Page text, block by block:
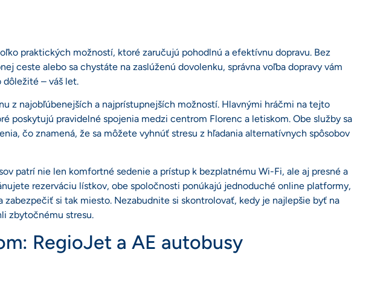
praktických možností, ktoré zaručujú pohodlnú a efektívnu dopravu. Bez
ceste alebo sa chystáte na zaslúženú dovolenku, správna voľba dopravy vám
dôležité – váš let.
z najobľúbenejších a najprístupnejších možností. Hlavnými hráčmi na tejto
poskytujú pravidelné spojenia medzi centrom Florenc a letiskom. Obe služby sa
čo znamená, že sa môžete vyhnúť stresu z hľadania alternatívnych spôsobov
patrí nie len komfortné sedenie a prístup k bezplatnému Wi-Fi, ale aj presné a
rezerváciu lístkov, obe spoločnosti ponúkajú jednoduché online platformy,
zabezpečiť si tak miesto. Nezabudnite si skontrolovať, kedy je najlepšie byť na
zbytočnému stresu.
RegioJet a AE autobusy